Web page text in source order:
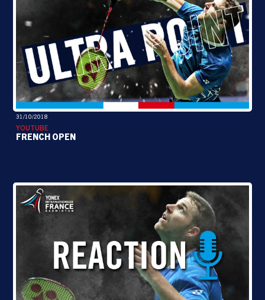
31/10/2018
YOUTUBE
FRENCH OPEN